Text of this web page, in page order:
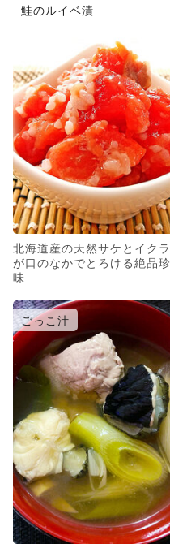
鮭のルイベ漬
北海道産の天然サケとイクラ
が口のなかでとろける絶品珍
味
ごっこ汁